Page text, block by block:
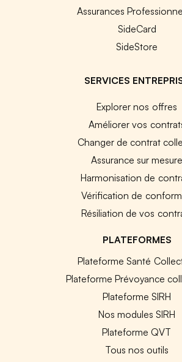
Assurances
SideCard
SideStore
SERVICES
Explorer nos offres
Améliorer vos
Changer de contrat
Assurance sur mesure
Harmonisation de
Vérification de
Résiliation de vos
PLATEFORMES
Plateforme Santé
Plateforme Prévoyance
Plateforme SIRH
Nos modules SIRH
Plateforme QVT
Tous nos outils